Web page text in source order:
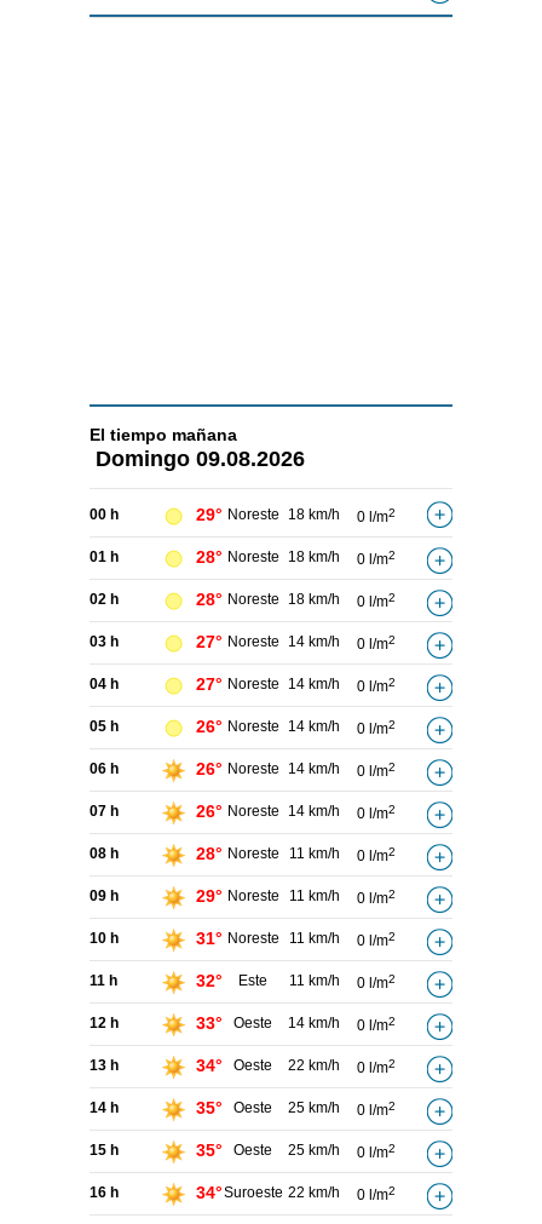
El tiempo mañana
Domingo 09.08.2026
00 h 29° Noreste 18 km/h 0 l/m2
01 h 28° Noreste 18 km/h 0 l/m2
02 h 28° Noreste 18 km/h 0 l/m2
03 h 27° Noreste 14 km/h 0 l/m2
04 h 27° Noreste 14 km/h 0 l/m2
05 h 26° Noreste 14 km/h 0 l/m2
06 h 26° Noreste 14 km/h 0 l/m2
07 h 26° Noreste 14 km/h 0 l/m2
08 h 28° Noreste 11 km/h 0 l/m2
09 h 29° Noreste 11 km/h 0 l/m2
10 h 31° Noreste 11 km/h 0 l/m2
11 h 32° Este 11 km/h 0 l/m2
12 h 33° Oeste 14 km/h 0 l/m2
13 h 34° Oeste 22 km/h 0 l/m2
14 h 35° Oeste 25 km/h 0 l/m2
15 h 35° Oeste 25 km/h 0 l/m2
16 h 34°Suroeste 22 km/h 0 l/m2